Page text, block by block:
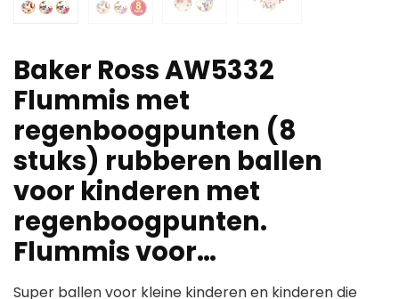
Baker Ross AW5332
Flummis met
regenboogpunten (8
stuks) rubberen ballen
voor kinderen met
regenboogpunten.
Flummis voor…
Super ballen voor kleine kinderen en kinderen die